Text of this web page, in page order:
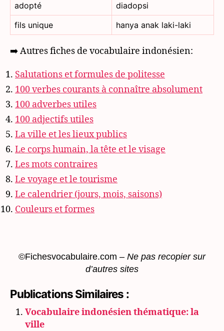
adopté
diadopsi
fils unique
hanya anak laki-laki
➡️ Autres fiches de vocabulaire indonésien:
Salutations et formules de politesse
100 verbes courants à connaître absolument
100 adverbes utiles
100 adjectifs utiles
La ville et les lieux publics
Le corps humain, la tête et le visage
Les mots contraires
Le voyage et le tourisme
Le calendrier (jours, mois, saisons)
Couleurs et formes
©Fichesvocabulaire.com – Ne pas recopier sur
d’autres sites
Publications Similaires :
Vocabulaire indonésien thématique: la
ville